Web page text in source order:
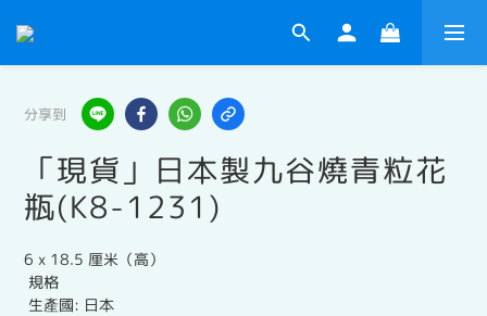
分享到
「現貨」日本製九谷燒青粒花
瓶(K8-1231)
6 x 18.5 厘米（高）
規格
生產國: 日本